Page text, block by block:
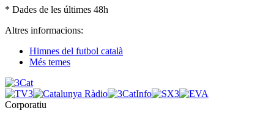
* Dades de les últimes 48h
Altres informacions:
Himnes del futbol català
Més temes
Corporatiu